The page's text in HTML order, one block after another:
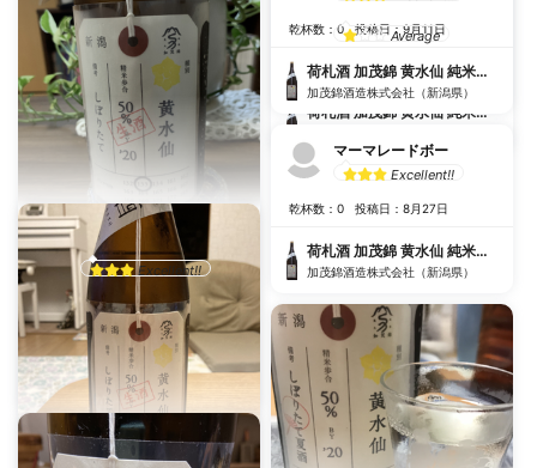
Average
乾杯数：1 投稿日：10月27日
荷札酒 加茂錦 黄水仙 純米大吟醸 生
乾杯数：0 投稿日：9月11日
荷札酒 加茂錦 黄水仙 純米大吟醸 生
加茂錦酒造株式会社（新潟県）
みどり
Excellent!!
美味しい！好きなやつ。
乾杯数：0 投稿日：9月3日
荷札酒 加茂錦 黄水仙 純米大吟醸 生
加茂錦酒造株式会社（新潟県）
マーマレードボー
Excellent!!
乾杯数：0 投稿日：8月27日
荷札酒 加茂錦 黄水仙 純米大吟醸 生
加茂錦酒造株式会社（新潟県）